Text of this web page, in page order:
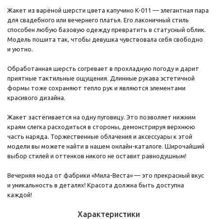
Жакет из варёной шерсти цвета капучино K-011 — элегантная пара
для свадебного или вечернего платья. Его лаконичный стиль
способен любую базовую одежду превратить в статусный облик.
Модель пошита так, чтобы девушка чувствовала себя свободно
и уютно.
Обработанная шерсть согревает в прохладную погоду и дарит
приятные тактильные ощущения. Длинные рукава эстетичной
формы тоже сохраняют тепло рук и являются элементами
красивого дизайна.
Жакет застёгивается на одну пуговицу. Это позволяет нижним
краям слегка расходиться в стороны, демонстрируя верхнюю
часть наряда. Торжественные облачения и аксессуары к этой
модели вы можете найти в нашем онлайн-каталоге. Широчайший
выбор стилей и оттенков никого не оставит равнодушным!
Вечерняя мода от фабрики «Мила-Веста» — это прекрасный вкус
и уникальность в деталях! Красота должна быть доступна
каждой!
Характеристики